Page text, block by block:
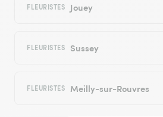
FLEURISTES Jouey
FLEURISTES Sussey
FLEURISTES Meilly-sur-Rouvres